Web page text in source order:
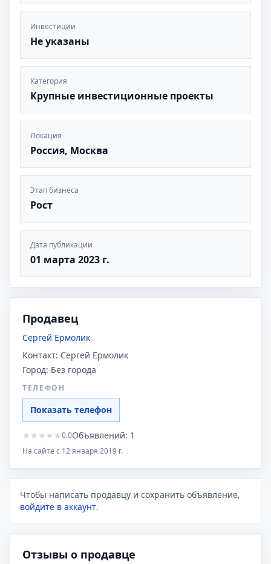
Инвестиции
Не указаны
Категория
Крупные инвестиционные проекты
Локация
Россия, Москва
Этап бизнеса
Рост
Дата публикации
01 марта 2023 г.
Продавец
Сергей Ермолик
Контакт: Сергей Ермолик
Город: Без города
ТЕЛЕФОН
Показать телефон
★ ★ ★ ★ ★0.0Объявлений: 1
На сайте с 12 января 2019 г.
Чтобы написать продавцу и сохранить объявление,
войдите в аккаунт.
Отзывы о продавце